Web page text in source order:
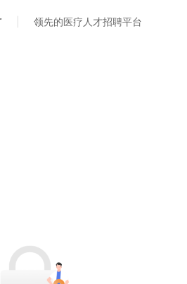
领先的医疗人才招聘平台